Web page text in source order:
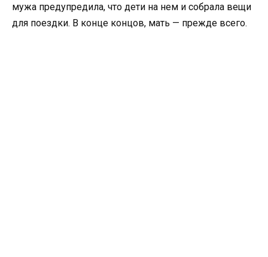
мужа предупредила, что дети на нем и собрала вещи
для поездки. В конце концов, мать — прежде всего.